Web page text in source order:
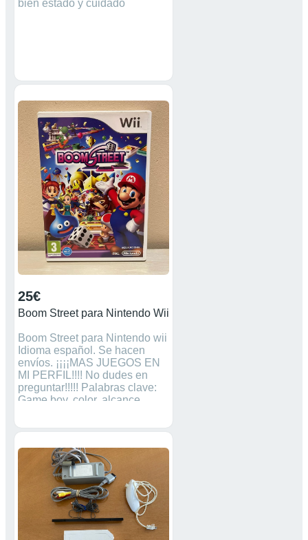
bien estado y cuidado
25€
Boom Street para Nintendo Wii
Boom Street para Nintendo wii
Idioma español. Se hacen
envíos. ¡¡¡¡MAS JUEGOS EN
MI PERFIL!!!! No dudes en
preguntar!!!!! Palabras clave:
Game boy, color, alcance,
nunchuck, sonic, sport, just
coleccionistas, mando, kart,
videojuegos, zelda, wario,
donkey Kong, Pokémon.